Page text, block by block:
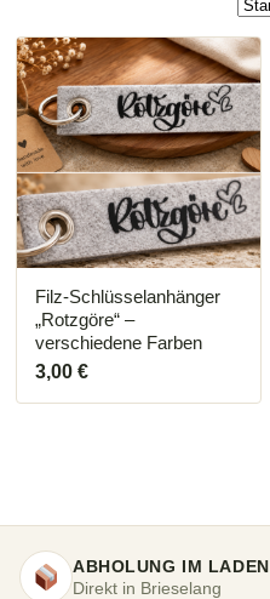
Filz-Schlüsselanhänger
„Rotzgöre“ –
verschiedene Farben
3,00 €
ABHOLUNG IM LADEN
Direkt in Brieselang